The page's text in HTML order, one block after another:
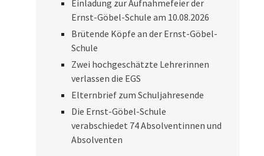
Einladung zur Aufnahmefeier der
Ernst-Göbel-Schule am 10.08.2026
Brütende Köpfe an der Ernst-Göbel-
Schule
Zwei hochgeschätzte Lehrerinnen
verlassen die EGS
Elternbrief zum Schuljahresende
Die Ernst-Göbel-Schule
verabschiedet 74 Absolventinnen und
Absolventen